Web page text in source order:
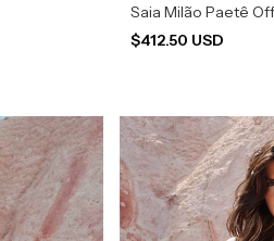
Saia Milão Paetê
$412.50 USD